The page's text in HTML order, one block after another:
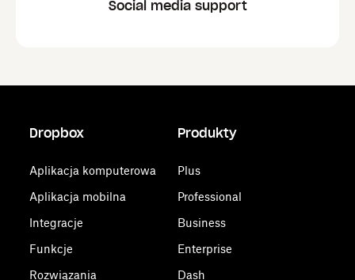
Social media support
Dropbox
Aplikacja komputerowa
Aplikacja mobilna
Integracje
Funkcje
Rozwiązania
Produkty
Plus
Professional
Business
Enterprise
Dash